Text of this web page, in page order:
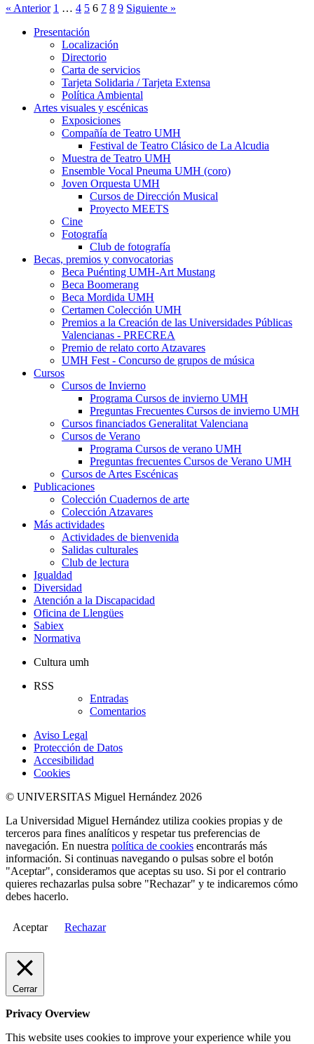
« Anterior 1 … 4 5 6 7 8 9 Siguiente »
Presentación
Presentación
Localización
Directorio
Carta de servicios
Tarjeta Solidaria / Tarjeta Extensa
Política Ambiental
Artes visuales y escénicas
Artes
visuales
escénicas
Exposiciones
Compañía de Teatro UMH
Compañía
de
Teatro
UMH
Festival de Teatro Clásico de La Alcudia
Muestra de Teatro UMH
Ensemble Vocal Pneuma UMH (coro)
Joven Orquesta UMH
Joven
Orquesta
UMH
Cursos de Dirección Musical
Proyecto MEETS
Cine
Fotografía
FotografíaClub de fotografía
Becas, premios y convocatorias
Becas,
premios
convocatorias
Beca Puénting UMH-Art Mustang
Beca Boomerang
Beca Mordida UMH
Certamen Colección UMH
Premios a la Creación de las Universidades Públicas
Valencianas - PRECREA
Premio de relato corto Atzavares
UMH Fest - Concurso de grupos de música
Cursos
CursosCursos de Invierno
Cursos
Invierno
Programa Cursos de invierno UMH
Preguntas Frecuentes Cursos de invierno UMH
Cursos financiados Generalitat Valenciana
Cursos de Verano
Cursos
Verano
Programa Cursos de verano UMH
Preguntas frecuentes Cursos de Verano UMH
Cursos de Artes Escénicas
Publicaciones
Publicaciones
Colección Cuadernos de arte
Colección Atzavares
Más actividades
Más
actividades
Actividades de bienvenida
Salidas culturales
Club de lectura
Igualdad
Diversidad
Atención a la Discapacidad
Oficina de Llengües
Sabiex
Normativa
Cultura umh
RSS
Entradas
Comentarios
Aviso Legal
Protección de Datos
Accesibilidad
Cookies
© UNIVERSITAS Miguel Hernández 2026
La Universidad Miguel Hernández utiliza cookies propias y de
terceros para fines analíticos y respetar tus preferencias de
navegación. En nuestra política de cookies encontrarás más
información. Si continuas navegando o pulsas sobre el botón
"Aceptar", consideramos que aceptas su uso. Si por el contrario
quieres rechazarlas pulsa sobre "Rechazar" y te indicaremos cómo
debes hacerlo.
Aceptar Rechazar
Cerrar
Privacy Overview
This website uses cookies to improve your experience while you